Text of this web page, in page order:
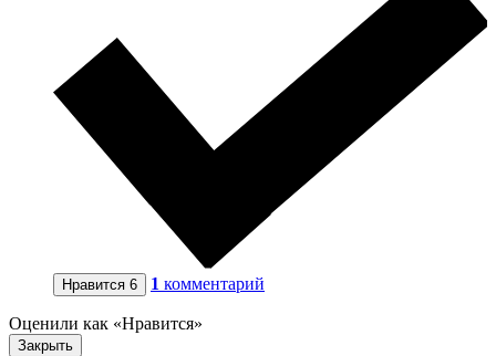
Нравится 6 1 комментарий
Оценили как «Нравится»
Закрыть